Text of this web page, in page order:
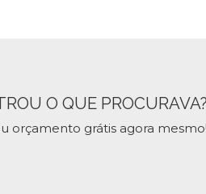
O QUE PROCURAVA?
orçamento grátis agora mesmo!